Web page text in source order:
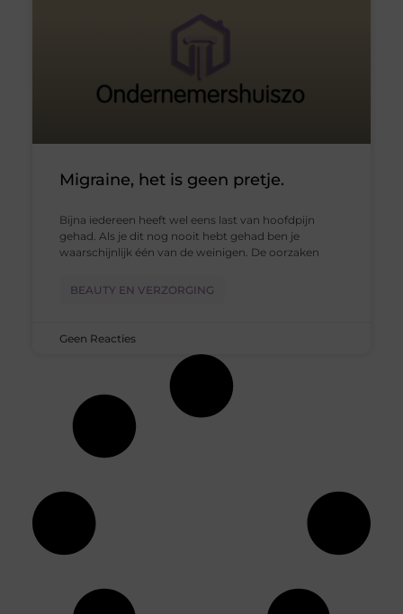
Migraine, het is geen pretje.
Bijna iedereen heeft wel eens last van hoofdpijn
gehad. Als je dit nog nooit hebt gehad ben je
waarschijnlijk één van de weinigen. De oorzaken
BEAUTY EN VERZORGING
Geen Reacties